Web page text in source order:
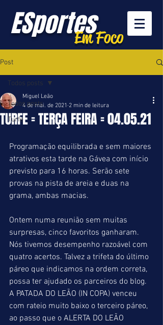
ESportesEm Foco
Post
Todos posts
Turfe
Todos posts
TURFE = TERÇA FEIRA = 04.05.21
Miguel Leão
4 de mai. de 2021 2 min de leitura
Programação equilibrada e sem maiores
atrativos esta tarde na Gávea com início
previsto para 16 horas. Serão sete
provas na pista de areia e duas na
grama, ambas macias.
Ontem numa reunião sem muitas
surpresas, cinco favoritos ganharam.
Nós tivemos desempenho razoável com
quatro acertos. Talvez a trifeta do último
páreo que indicamos na ordem correta,
possa ter ajudado os parceiros do blog.
A PATADA DO LEÃO (IN COPA) venceu
com rateio muito baixo o terceiro páreo,
ao passo que o ALERTA DO LEÃO